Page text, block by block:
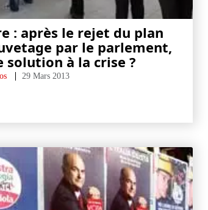
: après le rejet du plan
par le parlement,
solution à la crise ?
29 Mars 2013